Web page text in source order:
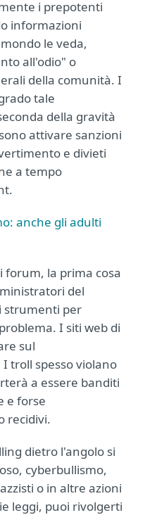
i prepotenti
informazioni
le veda,
all'odio" o
della comunità. I
tale
della gravità
attivare sanzioni
e divieti
a tempo
anche gli adulti
forum, la prima cosa
del
strumenti per
I siti web di
sul
troll spesso violano
a essere banditi
e forse
recidivi.
dietro l'angolo si
cyberbullismo,
o in altre azioni
leggi, puoi rivolgerti